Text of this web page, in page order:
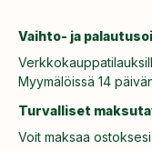
Vaihto- ja
Myymälöissä 14
Turvalliset
Voit maksaa